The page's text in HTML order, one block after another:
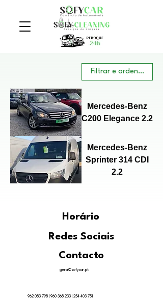
Filtrar e ordenar
Mercedes-Benz
C200 Elegance 2.2
Mercedes-Benz
Sprinter 314 CDI
2.2
Horário
Redes Sociais
Contacto
geral@sofycar.pt
962 083 798 960 368 233 254 403 751